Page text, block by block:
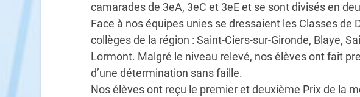
camarades de 3eA, 3eC et 3eE et se sont divisés en
Face à nos équipes unies se dressaient les Classes de
collèges de la région : Saint-Ciers-sur-Gironde, Blaye,
Lormont. Malgré le niveau relevé, nos élèves ont fait
d’une détermination sans faille.
Nos élèves ont reçu le premier et deuxième Prix de la